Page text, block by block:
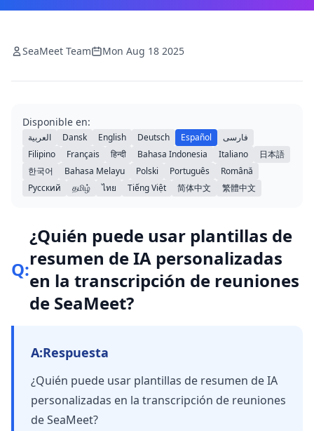
SeaMeet Team Mon Aug 18 2025
Disponible en:
العربية Dansk English Deutsch Español
فارسی
Filipino
Français हिन्दी Bahasa Indonesia Italiano
日本語
한국어
Bahasa Melayu Polski Português
Română
Русский
தமிழ் ไทย Tiếng Việt 简体中文 繁體中文
Q:
¿Quién puede usar plantillas de
resumen de IA personalizadas
en la transcripción de reuniones
de SeaMeet?
A:Respuesta
¿Quién puede usar plantillas de resumen de IA
personalizadas en la transcripción de reuniones
de SeaMeet?